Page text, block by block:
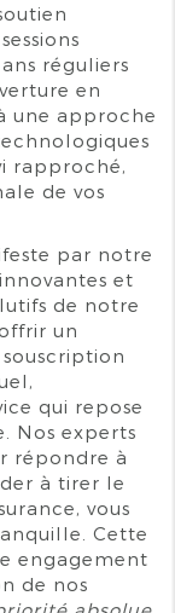
réguliers
en
une approche
rapproché,
de vos
par notre
et
de notre
un
qui repose
Nos experts
répondre à
à tirer le
vous
Cette
engagement
de nos